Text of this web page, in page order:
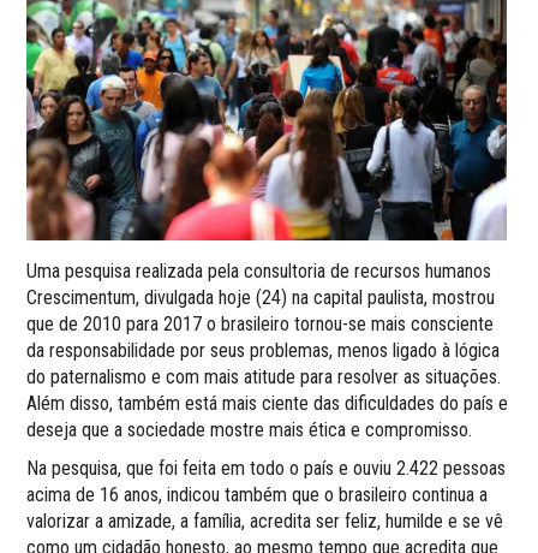
Uma pesquisa realizada pela consultoria de recursos humanos
Crescimentum, divulgada hoje (24) na capital paulista, mostrou
que de 2010 para 2017 o brasileiro tornou-se mais consciente
da responsabilidade por seus problemas, menos ligado à lógica
do paternalismo e com mais atitude para resolver as situações.
Além disso, também está mais ciente das dificuldades do país e
deseja que a sociedade mostre mais ética e compromisso.
Na pesquisa, que foi feita em todo o país e ouviu 2.422 pessoas
acima de 16 anos, indicou também que o brasileiro continua a
valorizar a amizade, a família, acredita ser feliz, humilde e se vê
como um cidadão honesto, ao mesmo tempo que acredita que